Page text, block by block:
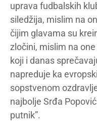
uprava fudbalskih
siledžija, mislim na
čijim glavama su
zločini, mislim na
koji i danas
napreduje ka
sopstvenom
najbolje Srđa
putnik”.